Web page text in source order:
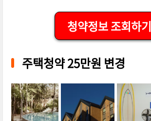
청약정보 조회하기
주택청약 25만원 변경